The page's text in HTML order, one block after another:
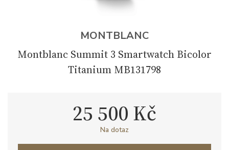
MONTBLANC
Montblanc Summit 3 Smartwatch Bicolor
Titanium MB131798
25 500 Kč
Na dotaz